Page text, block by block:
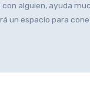
alguien, ayuda
un espacio para